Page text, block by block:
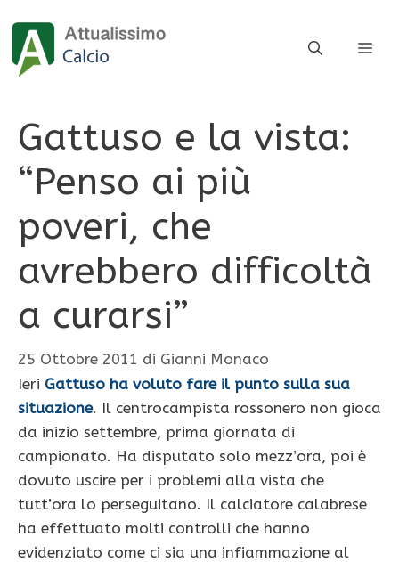
contenuto
Gattuso e la vista:
“Penso ai più
poveri, che
avrebbero difficoltà
a curarsi”
25 Ottobre 2011 di Gianni Monaco
Ieri Gattuso ha voluto fare il punto sulla sua
situazione. Il centrocampista rossonero non gioca
da inizio settembre, prima giornata di
campionato. Ha disputato solo mezz’ora, poi è
dovuto uscire per i problemi alla vista che
tutt’ora lo perseguitano. Il calciatore calabrese
ha effettuato molti controlli che hanno
evidenziato come ci sia una infiammazione al